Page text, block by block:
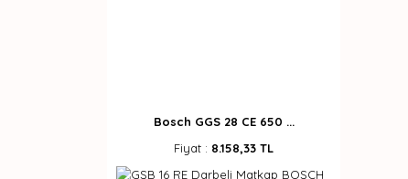
Bosch GGS 28 CE 650 ...
Fiyat : 8.158,33 TL